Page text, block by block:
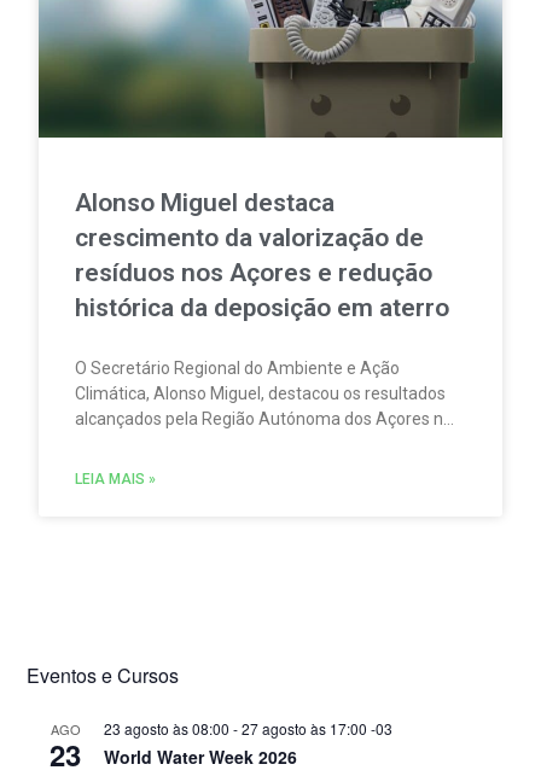
Alonso Miguel destaca
crescimento da valorização de
resíduos nos Açores e redução
histórica da deposição em aterro
O Secretário Regional do Ambiente e Ação
Climática, Alonso Miguel, destacou os resultados
alcançados pela Região Autónoma dos Açores na
sublinhou que os dados agora divulgados
LEIA MAIS »
Eventos e Cursos
AGO
23
23 agosto às 08:00 -27 agosto às 17:00 -03
World Water Week 2026